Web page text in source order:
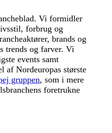
Vi formidler
forbrug og
brands og
trends og farver. Vi
events samt
af Nordeuropas største
gruppen, som i mere
foretrukne